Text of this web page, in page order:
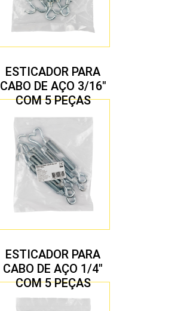
ESTICADOR PARA
CABO DE AÇO 3/16″
COM 5 PEÇAS
ESTICADOR PARA
CABO DE AÇO 1/4″
COM 5 PEÇAS